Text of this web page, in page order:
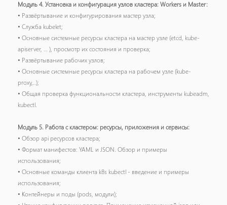
Модуль 4. Установка и конфигурация узлов кластера: Workers и Master:
• Развёртывание и конфигурирования мастер узла;
• Служба kubelet;
• Основные системные ресурсы кластера на мастер узле (etcd, kube-
apiserver, … ), просмотр их состояния и проверка;
• Развёртывание рабочих узлов;
• Основные системные ресурсы кластера на рабочем узле (kube-
proxy,..);
• Общая проверка функциональности кластера, инструменты kubeadm,
kubectl.
Модуль 5. Работа с кластером: ресурсы, приложения и сервисы:
• Обзор api ресурсов кластера;
• Формат манифестов: YAML и JSON. Обзор и примеры
использования;
• Основные команды клиента k8s kubectl - введение и примеры
использования;
• Контейнеры и поды (pods, модули);